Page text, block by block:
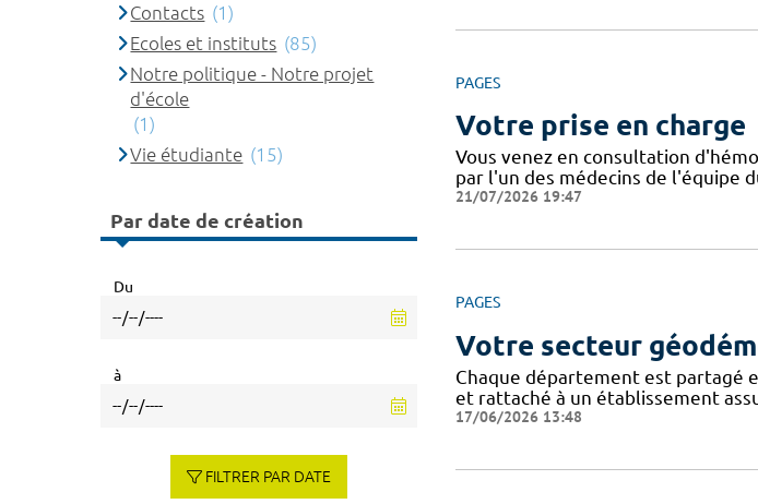
PAGES
Votre prise en charge
Vous venez en consultation
par l'un des médecins de l'équipe
21/07/2026 19:47
PAGES
Votre secteur
Chaque département est partagé
et rattaché à un établissement
17/06/2026 13:48
Contacts (1)
Ecoles et instituts (85)
Notre politique - Notre projet
d'école
(1)
Vie étudiante (15)
Par date de création
Du
à
FILTRER PAR DATE